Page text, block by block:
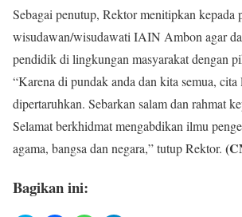
Sebagai penutup, Rektor menitipkan kepada
wisudawan/wisudawati IAIN Ambon agar
pendidik di lingkungan masyarakat dengan
“Karena di pundak anda dan kita semua, cita
dipertaruhkan. Sebarkan salam dan rahmat
Selamat berkhidmat mengabdikan ilmu
agama, bangsa dan negara,” tutup Rektor.
Bagikan ini: